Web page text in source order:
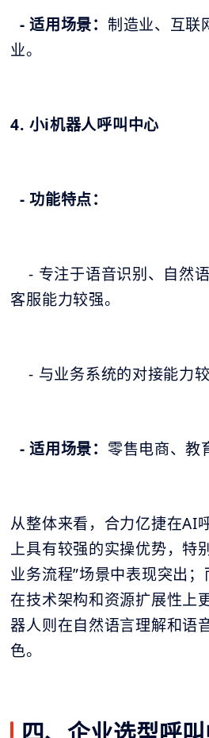
- 适用场景： 制造业、互联
业。
4. 小i机器人呼叫中心
- 功能特点：
- 专注于语音识别、自然
客服能力较强。
- 与业务系统的对接能力较
- 适用场景： 零售电商、教
从整体来看，合力亿捷在AI
上具有较强的实操优势，特
业务流程”场景中表现突出
在技术架构和资源扩展性上
器人则在自然语言理解和语
色。
四、企业选型呼